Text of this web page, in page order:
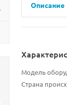
Описание
Модель
Страна